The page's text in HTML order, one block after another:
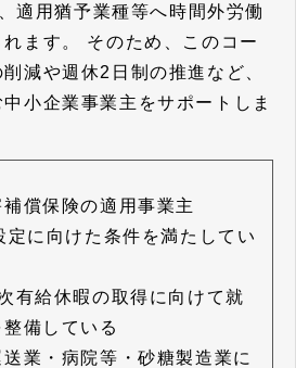
適用猶予業種等へ時間外労働
ます。
そのため、このコー
減や週休2日制の推進など、
小企業事業主をサポートしま
償保険の適用事業主
定に向けた条件を満たしてい
有給休暇の取得に向けて就
備している
業・病院等・砂糖製造業に